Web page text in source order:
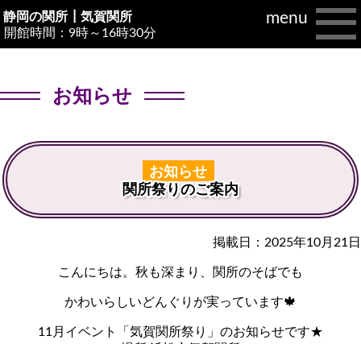
静岡の関所┃気賀関所
開館時間：9時～16時30分
menu
お知らせ
お知らせ
関所祭りのご案内
掲載日：2025年10月21日
こんにちは。秋も深まり、関所のそばでも
かわいらしいどんぐりが実っています🍁
11月イベント「気賀関所祭り」のお知らせです★